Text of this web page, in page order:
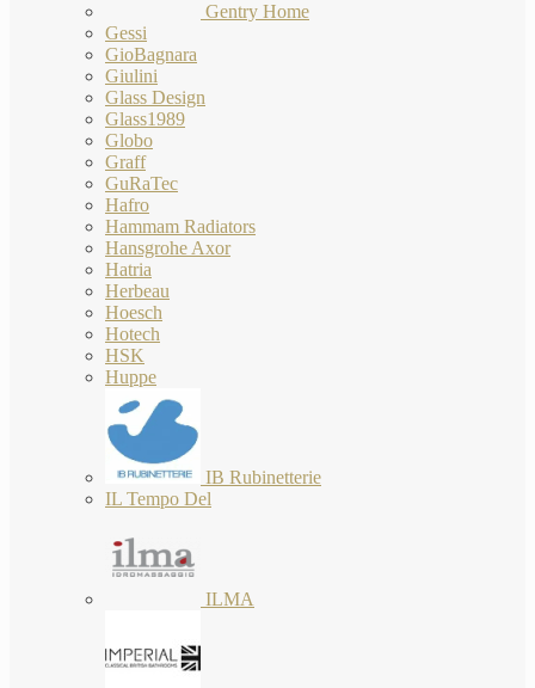
Gentry Home
Gessi
GioBagnara
Giulini
Glass Design
Glass1989
Globo
Graff
GuRaTec
Hafro
Hammam Radiators
Hansgrohe Axor
Hatria
Herbeau
Hoesch
Hotech
HSK
Huppe
IB Rubinetterie
IL Tempo Del
ILMA